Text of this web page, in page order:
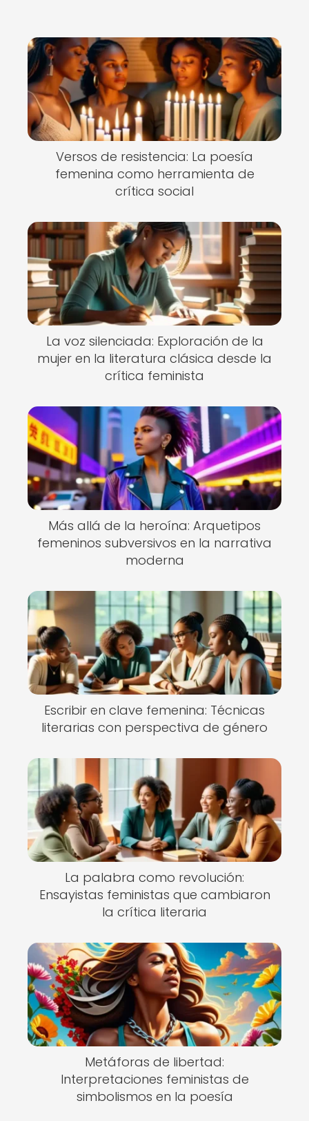
Versos de resistencia: La poesía
femenina como herramienta de
crítica social
La voz silenciada: Exploración de la
mujer en la literatura clásica desde la
crítica feminista
Más allá de la heroína: Arquetipos
femeninos subversivos en la narrativa
moderna
Escribir en clave femenina: Técnicas
literarias con perspectiva de género
La palabra como revolución:
Ensayistas feministas que cambiaron
la crítica literaria
Metáforas de libertad:
Interpretaciones feministas de
simbolismos en la poesía